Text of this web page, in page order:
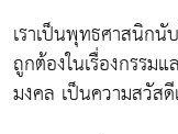
เราเป็นพุทธศาสนิก
ถูกต้องในเรื่องกรรม
มงคล เป็นความสวัส